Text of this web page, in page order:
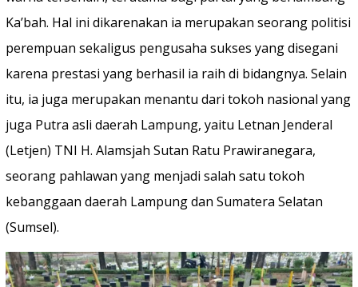
Ka’bah. Hal ini dikarenakan ia merupakan seorang politisi
perempuan sekaligus pengusaha sukses yang disegani
karena prestasi yang berhasil ia raih di bidangnya. Selain
itu, ia juga merupakan menantu dari tokoh nasional yang
juga Putra asli daerah Lampung, yaitu Letnan Jenderal
(Letjen) TNI H. Alamsjah Sutan Ratu Prawiranegara,
seorang pahlawan yang menjadi salah satu tokoh
kebanggaan daerah Lampung dan Sumatera Selatan
(Sumsel).